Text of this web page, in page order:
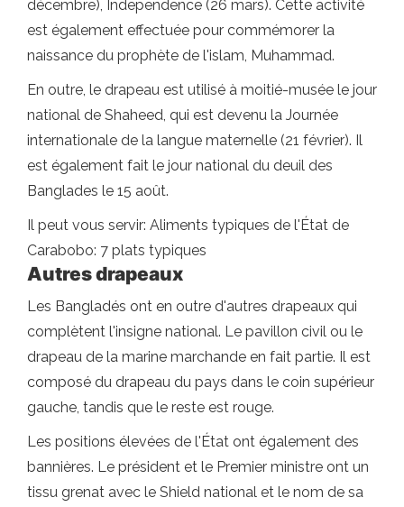
décembre), Independence (26 mars). Cette activité
est également effectuée pour commémorer la
naissance du prophète de l'islam, Muhammad.
En outre, le drapeau est utilisé à moitié-musée le jour
national de Shaheed, qui est devenu la Journée
internationale de la langue maternelle (21 février). Il
est également fait le jour national du deuil des
Banglades le 15 août.
Il peut vous servir: Aliments typiques de l'État de
Carabobo: 7 plats typiques
Autres drapeaux
Les Bangladés ont en outre d'autres drapeaux qui
complètent l'insigne national. Le pavillon civil ou le
drapeau de la marine marchande en fait partie. Il est
composé du drapeau du pays dans le coin supérieur
gauche, tandis que le reste est rouge.
Les positions élevées de l'État ont également des
bannières. Le président et le Premier ministre ont un
tissu grenat avec le Shield national et le nom de sa